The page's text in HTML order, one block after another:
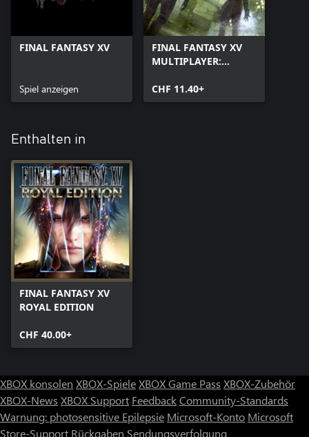
FINAL FANTASY XV
Spiel anzeigen
FINAL FANTASY XV
MULTIPLAYER:
CHF 11.40+
Enthalten in
FINAL FANTASY XV
ROYAL EDITION
CHF 40.00+
XBOX konsolen XBOX-SpieleXBOX Game Pass XBOX-Zubehör
XBOX-News XBOX Support FeedbackCommunity-Standards
Warnung: photosensitive Epilepsie Microsoft-Konto Microsoft
Store-Support Rückgaben Sendungsverfolgung